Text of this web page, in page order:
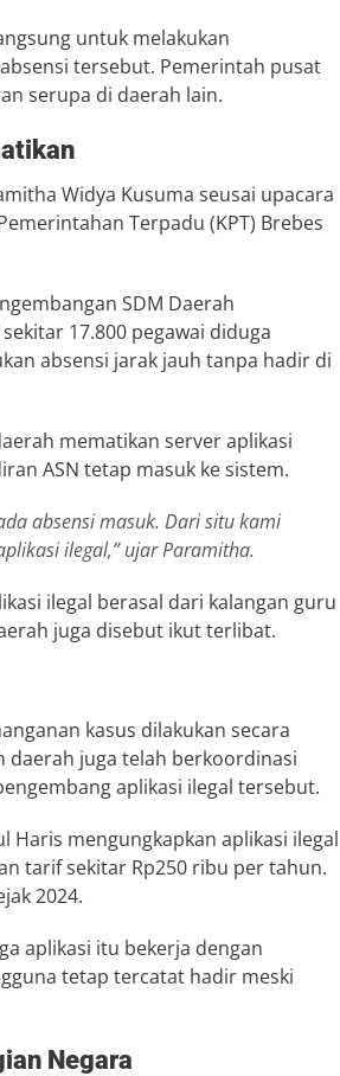
untuk melakukan
tersebut. Pemerintah pusat
serupa di daerah lain.
Widya Kusuma seusai upacara
Terpadu (KPT) Brebes
SDM Daerah
17.800 pegawai diduga
absensi jarak jauh tanpa hadir di
mematikan server aplikasi
ASN tetap masuk ke sistem.
absensi masuk. Dari situ kami
ilegal,”ujar Paramitha.
ilegal berasal dari kalangan guru
juga disebut ikut terlibat.
kasus dilakukan secara
daerah juga telah berkoordinasi
aplikasi ilegal tersebut.
Haris mengungkapkan aplikasi ilegal
tarif sekitar Rp250 ribu per tahun.
2024.
aplikasi itu bekerja dengan
tetap tercatat hadir meski
Negara